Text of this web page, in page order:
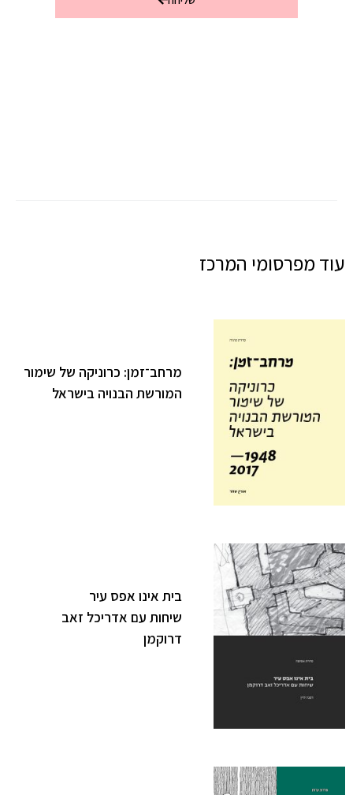
עוד מפרסומי המרכז
מרחב־זמן: כרוניקה של שימור
המורשת הבנויה בישראל
בית אינו אפס עיר
שיחות עם אדריכל זאב
דרוקמן